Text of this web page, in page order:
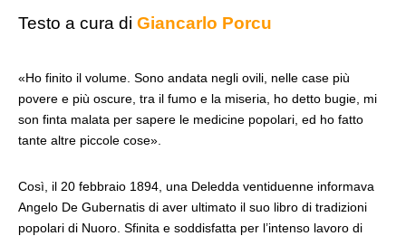
Testo a cura di Giancarlo Porcu
«Ho finito il volume. Sono andata negli ovili, nelle case più
povere e più oscure, tra il fumo e la miseria, ho detto bugie, mi
son finta malata per sapere le medicine popolari, ed ho fatto
tante altre piccole cose».
Così, il 20 febbraio 1894, una Deledda ventiduenne informava
Angelo De Gubernatis di aver ultimato il suo libro di tradizioni
popolari di Nuoro. Sfinita e soddisfatta per l’intenso lavoro di